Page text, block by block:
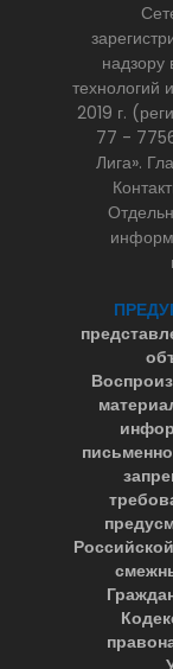
технологий
2019 г.
77 -
Лига».